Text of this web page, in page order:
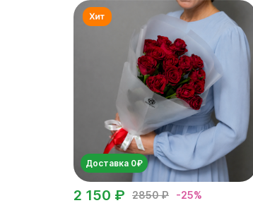
Доставка 0₽
2850 ₽ -25%
2 150 ₽